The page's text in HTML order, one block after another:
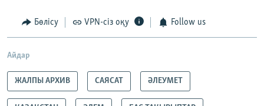
Бөлісу VPN-сіз оқу Follow us
Айдар
ЖАЛПЫ АРХИВ САЯСАТ ӘЛЕУМЕТ